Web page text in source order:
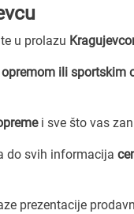
u prolazu
ili sportskim
i sve što vas
do svih informacija
prezentacije